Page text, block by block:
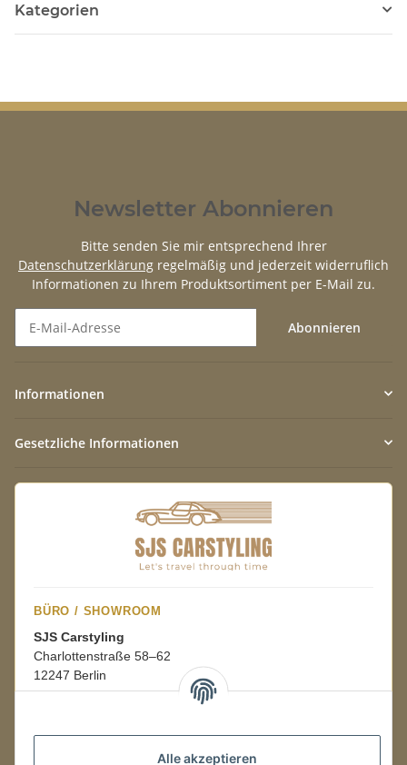
Alle akzeptieren
Kategorien
Newsletter Abonnieren
Bitte senden Sie mir entsprechend Ihrer
Datenschutzerklärung regelmäßig und jederzeit widerruflich
Informationen zu Ihrem Produktsortiment per E-Mail zu.
Abonnieren
Informationen
Gesetzliche Informationen
BÜRO / SHOWROOM
SJS Carstyling
Charlottenstraße 58–62
12247 Berlin
08:00–16:00 Uhr